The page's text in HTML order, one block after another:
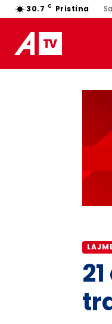
30.7 C Pristina